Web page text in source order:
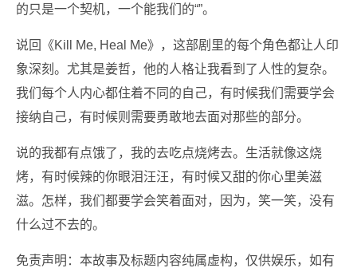
的只是一个契机，一个能我们的“”。
说回《Kill Me, Heal Me》，这部剧里的每个角色都让人印
象深刻。尤其是姜哲，他的人格让我看到了人性的复杂。
我们每个人内心都住着不同的自己，有时候我们需要学会
接纳自己，有时候则需要勇敢地去面对那些的部分。
说的我都有点饿了，我的去吃点烧烤去。生活就像这烧
烤，有时候辣的你眼泪汪汪，有时候又甜的你心里美滋
滋。怎样，我们都要学会笑着面对，因为，笑一笑，没有
什么过不去的。
免责声明：本故事及标题内容纯属虚构，仅供娱乐，如有